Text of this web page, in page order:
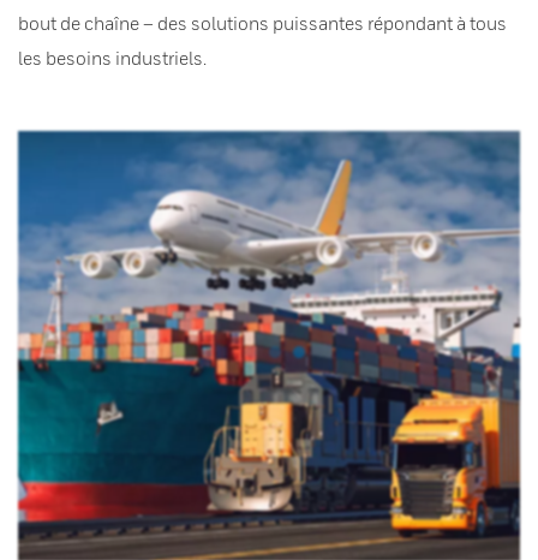
bout de chaîne – des solutions puissantes répondant à tous
les besoins industriels.